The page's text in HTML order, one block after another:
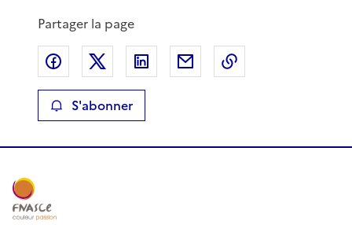
Partager la page
Partager sur Facebook
Partager sur XPartager sur LinkedIn
Partager par email
S'abonner